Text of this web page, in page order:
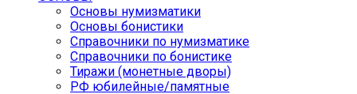
Основы нумизматики
Основы бонистики
Справочники по нумизматике
Справочники по бонистике
Тиражи (монетные дворы)
РФ юбилейные/памятные